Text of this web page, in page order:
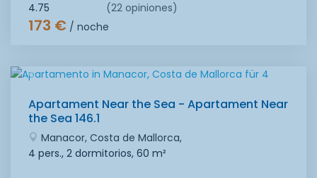
4.75 (22 opiniones)
173 € / noche
Apartament Near the Sea - Apartament Near
the Sea 146.1
Manacor, Costa de Mallorca,
4 pers., 2 dormitorios, 60 m²